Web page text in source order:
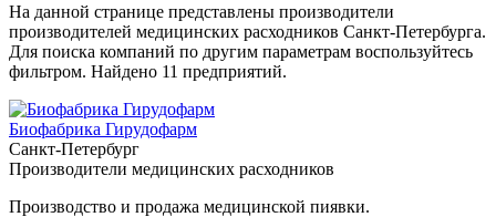
На данной странице представлены производители
производителей медицинских расходников Санкт-Петербурга.
Для поиска компаний по другим параметрам воспользуйтесь
фильтром. Найдено 11 предприятий.
Биофабрика Гирудофарм
Санкт-Петербург
Производители медицинских расходников
Производство и продажа медицинской пиявки.